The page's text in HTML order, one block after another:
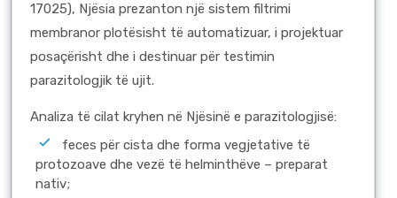
17025), Njësia prezanton një sistem filtrimi
membranor plotësisht të automatizuar, i projektuar
posaçërisht dhe i destinuar për testimin
parazitologjik të ujit.
Analiza të cilat kryhen në Njësinë e parazitologjisë:
feces për cista dhe forma vegjetative të
protozoave dhe vezë të helminthëve – preparat
nativ;